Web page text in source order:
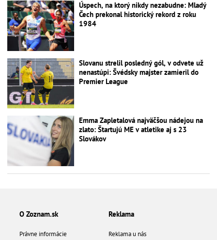
Úspech, na ktorý nikdy nezabudne: Mladý
Čech prekonal historický rekord z roku
1984
Slovanu strelil posledný gól, v odvete už
nenastúpi: Švédsky majster zamieril do
Premier League
Emma Zapletalová najväčšou nádejou na
zlato: Štartujú ME v atletike aj s 23
Slovákov
O Zoznam.sk
Právne informácie
Reklama
Reklama u nás